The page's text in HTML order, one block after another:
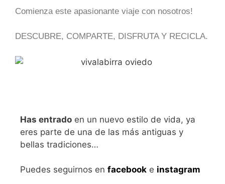
Comienza este apasionante viaje con nosotros!
DESCUBRE, COMPARTE, DISFRUTA Y RECICLA.
Has entrado en un nuevo estilo de vida, ya
eres parte de una de las más antiguas y
bellas tradiciones…
Puedes seguirnos en facebook e instagram